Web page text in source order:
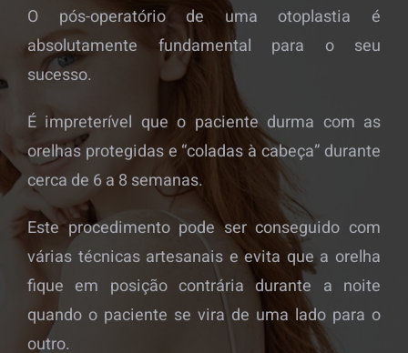
O pós-operatório de uma otoplastia é
absolutamente fundamental para o seu
sucesso.
É impreterível que o paciente durma com as
orelhas protegidas e “coladas à cabeça” durante
cerca de 6 a 8 semanas.
Este procedimento pode ser conseguido com
várias técnicas artesanais e evita que a orelha
fique em posição contrária durante a noite
quando o paciente se vira de uma lado para o
outro.